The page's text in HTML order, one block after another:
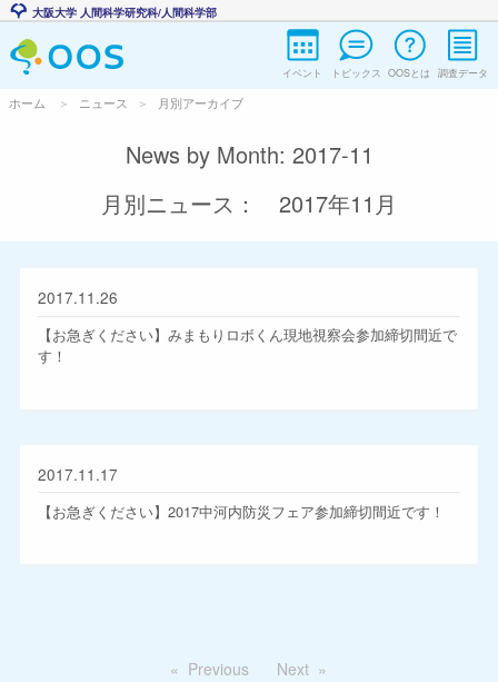
大阪大学 人間科学研究科/人間科学部
イベント トピックス OOSとは 調査データ
ホーム ニュース 月別アーカイブ
News by Month: 2017-11
月別ニュース： 2017年11月
2017.11.26
【お急ぎください】みまもりロボくん現地視察会参加締切間近で
す！
2017.11.17
【お急ぎください】2017中河内防災フェア参加締切間近です！
Previous Next